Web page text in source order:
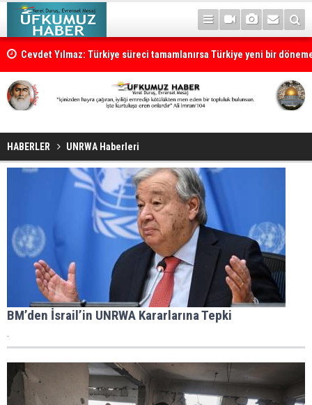
Cevdet Yılmaz: Türkiye süreci tamamlanırsa Türkiye yeni bir
HABERLER UNRWA Haberleri
BM’den İsrail’in UNRWA Kararlarına Tepki
.